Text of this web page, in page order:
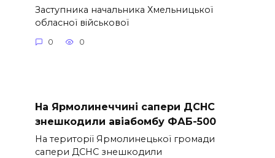
Заступника начальника Хмельницької
обласної військової
0 0
На Ярмолинеччині сапери ДСНС
знешкодили авіабомбу ФАБ-500
На території Ярмолинецької громади
сапери ДСНС знешкодили